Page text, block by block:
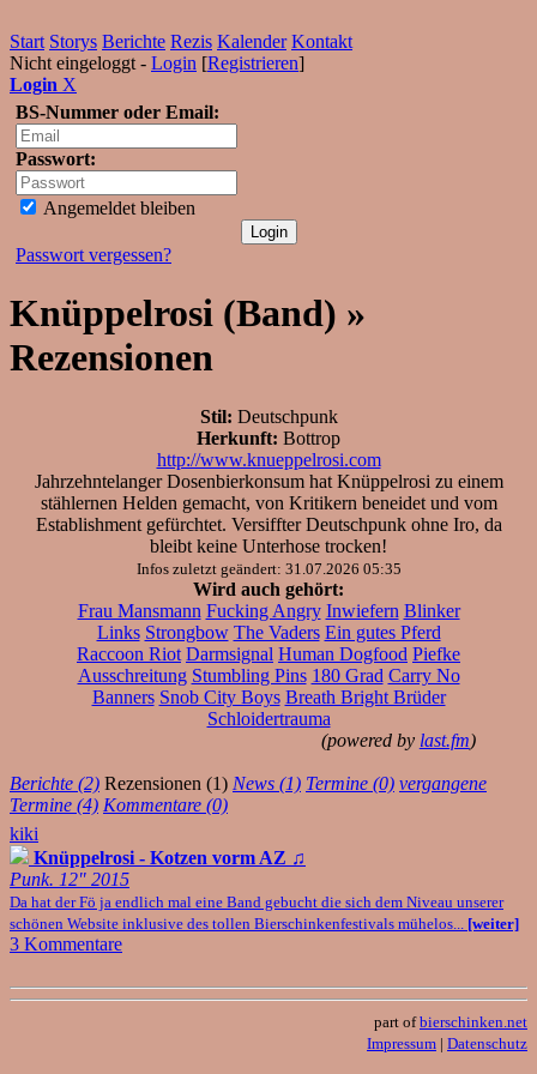
Start Storys Berichte Rezis Kalender Kontakt
Nicht eingeloggt - Login [Registrieren]
Login X
BS-Nummer oder Email:
Passwort:
Angemeldet bleiben
Passwort vergessen?
Knüppelrosi (Band) »
Rezensionen
Stil: Deutschpunk
Herkunft: Bottrop
http://www.knueppelrosi.com
Jahrzehntelanger Dosenbierkonsum hat Knüppelrosi zu einem
stählernen Helden gemacht, von Kritikern beneidet und vom
Establishment gefürchtet. Versiffter Deutschpunk ohne Iro, da
bleibt keine Unterhose trocken!
Infos zuletzt geändert: 31.07.2026 05:35
Wird auch gehört:
Frau Mansmann Fucking Angry Inwiefern Blinker
Links Strongbow The Vaders Ein gutes Pferd
Raccoon Riot Darmsignal Human Dogfood Piefke
Ausschreitung Stumbling Pins 180 Grad Carry No
Banners Snob City Boys Breath Bright Brüder
Schloidertrauma
(powered by last.fm)
Berichte (2) Rezensionen (1) News (1) Termine (0) vergangene
Termine (4) Kommentare (0)
kiki
Knüppelrosi - Kotzen vorm AZ ♫
Punk. 12" 2015
Da hat der Fö ja endlich mal eine Band gebucht die sich dem Niveau unserer
schönen Website inklusive des tollen Bierschinkenfestivals mühelos... [weiter]
3 Kommentare
part ofbierschinken.net
Impressum | Datenschutz